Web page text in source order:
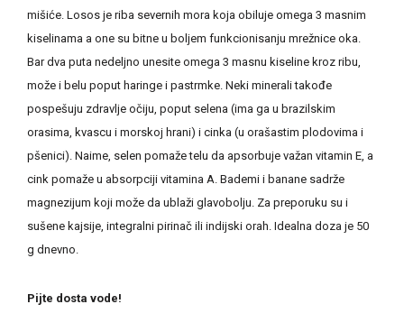
mišiće. Losos je riba severnih mora koja obiluje omega 3 masnim
kiselinama a one su bitne u boljem funkcionisanju mrežnice oka.
Bar dva puta nedeljno unesite omega 3 masnu kiseline kroz ribu,
može i belu poput haringe i pastrmke. Neki minerali takođe
pospešuju zdravlje očiju, poput selena (ima ga u brazilskim
orasima, kvascu i morskoj hrani) i cinka (u orašastim plodovima i
pšenici). Naime, selen pomaže telu da apsorbuje važan vitamin E, a
cink pomaže u absorpciji vitamina A. Bademi i banane sadrže
magnezijum koji može da ublaži glavobolju. Za preporuku su i
sušene kajsije, integralni pirinač ili indijski orah. Idealna doza je 50
g dnevno.
Pijte dosta vode!